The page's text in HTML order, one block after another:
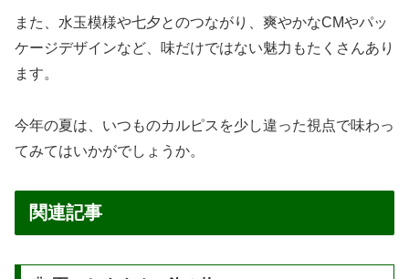
また、水玉模様や七夕とのつながり、爽やかなCMやパッ
ケージデザインなど、味だけではない魅力もたくさんあり
ます。
今年の夏は、いつものカルピスを少し違った視点で味わっ
てみてはいかがでしょうか。
関連記事